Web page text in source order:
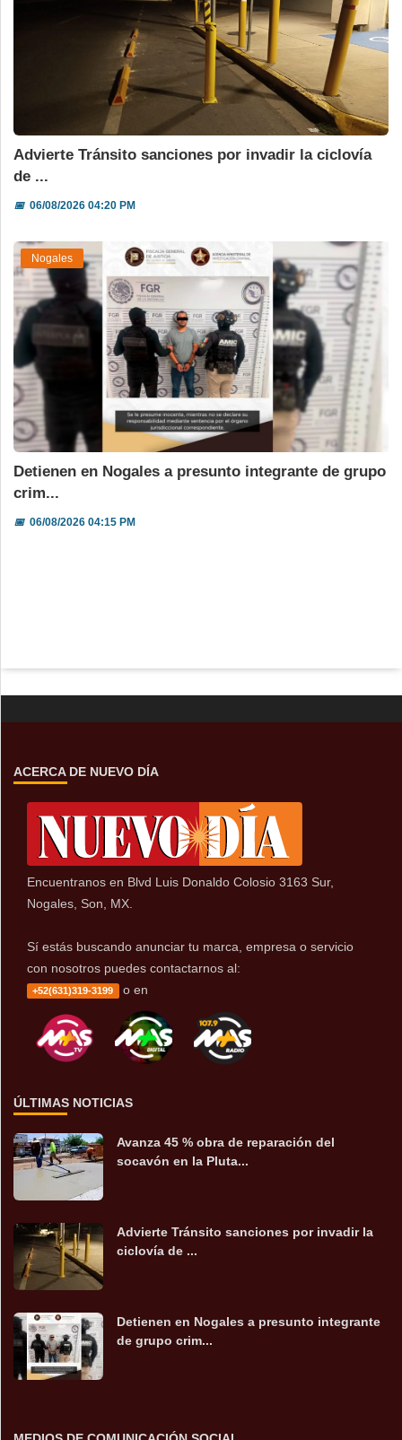
Advierte Tránsito sanciones por invadir la ciclovía
de ...
📅06/08/2026 04:20 PM
Nogales
Detienen en Nogales a presunto integrante de grupo
crim...
📅06/08/2026 04:15 PM
ACERCA DE NUEVO DÍA
Encuentranos en Blvd Luis Donaldo Colosio 3163 Sur,
Nogales, Son, MX.
Sí estás buscando anunciar tu marca, empresa o servicio
con nosotros puedes contactarnos al:
+52(631)319-3199 o en
ÚLTIMAS NOTICIAS
Avanza 45 % obra de reparación del
socavón en la Pluta...
Advierte Tránsito sanciones por invadir la
ciclovía de ...
Detienen en Nogales a presunto integrante
de grupo crim...